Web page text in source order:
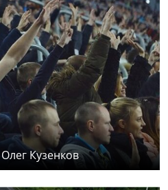
Кузенков